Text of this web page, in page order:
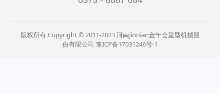
版权所有 Copyright © 2011-2023 河南jinnian金年会重型机械股
份有限公司 豫ICP备17031246号-1